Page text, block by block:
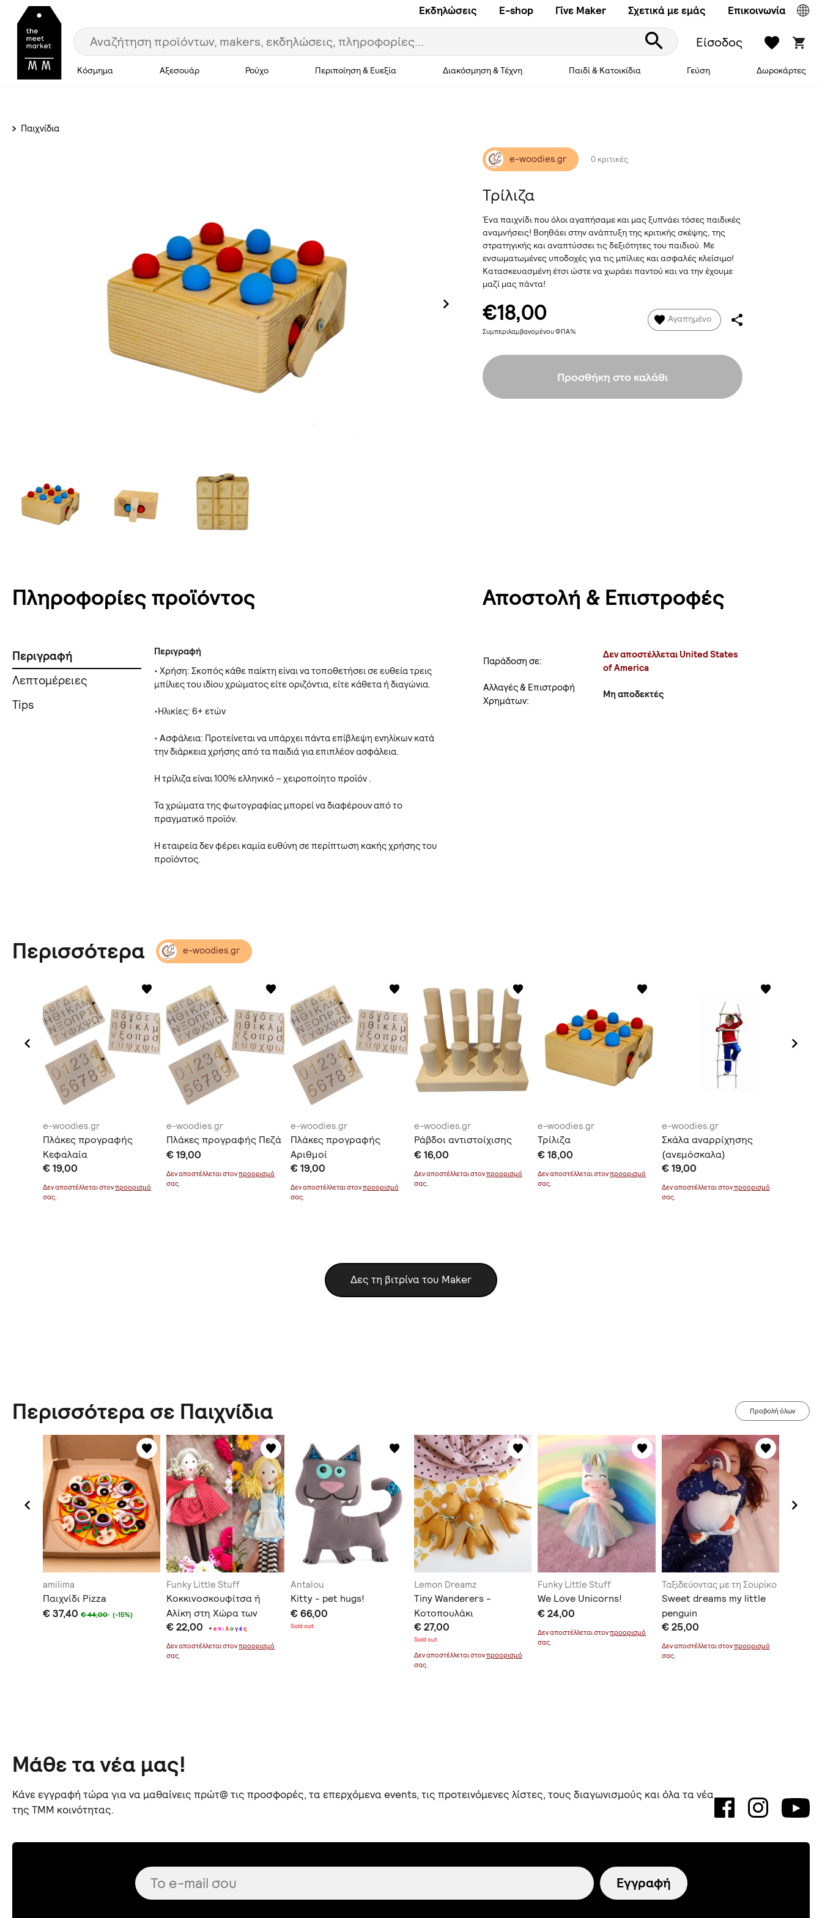
Εκδηλώσεις E-shop Γίνε Maker Σχετικά με εμάς Επικοινωνία
Είσοδος
Κόσμημα Αξεσουάρ Ρούχο Περιποίηση & Ευεξία Διακόσμηση & Τέχνη Παιδί & Κατοικίδια Γεύση Δωροκάρτες
Παιχνίδια
e-woodies.gr 0 κριτικές
Τρίλιζα
Ένα παιχνίδι που όλοι αγαπήσαμε και μας ξυπνάει τόσες παιδικές
αναμνήσεις! Βοηθάει στην ανάπτυξη της κριτικής σκέψης, της
στρατηγικής και αναπτύσσει τις δεξιότητες του παιδιού. Με
ενσωματωμένες υποδοχές για τις μπίλιες και ασφαλές κλείσιμο!
Κατασκευασμένη έτσι ώστε να χωράει παντού και να την έχουμε
μαζί μας πάντα!
€18,00
Συμπεριλαμβανομένου ΦΠΑ%
Αγαπημένο
Προσθήκη στο καλάθι
Πληροφορίες προϊόντος
Περιγραφή
Λεπτομέρειες
Tips
Περιγραφή
• Χρήση: Σκοπός κάθε παίκτη είναι να τοποθετήσει σε ευθεία τρεις
μπίλιες του ιδίου χρώματος είτε οριζόντια, είτε κάθετα ή διαγώνια.
•Ηλικίες: 6+ ετών
• Ασφάλεια: Προτείνεται να υπάρχει πάντα επίβλεψη ενηλίκων κατά
την διάρκεια χρήσης από τα παιδιά για επιπλέον ασφάλεια.
Η τρίλιζα είναι 100% ελληνικό – χειροποίητο προϊόν .
Τα χρώματα της φωτογραφίας μπορεί να διαφέρουν από το
πραγματικό προϊόν.
Η εταιρεία δεν φέρει καμία ευθύνη σε περίπτωση κακής χρήσης του
προϊόντος.
Αποστολή & Επιστροφές
Παράδοση σε:
Δεν αποστέλλεται United States
of America
Αλλαγές & Επιστροφή
Χρημάτων:
Μη αποδεκτές
Περισσότερα e-woodies.gr
e-woodies.gr
Πλάκες προγραφής
Κεφαλαία
€ 19,00
Δεν αποστέλλεται στονπροορισμό
σας.
e-woodies.gr
Πλάκες προγραφής Πεζά
€ 19,00
Δεν αποστέλλεται στονπροορισμό
σας.
e-woodies.gr
Πλάκες προγραφής
Αριθμοί
€ 19,00
Δεν αποστέλλεται στονπροορισμό
σας.
e-woodies.gr
Ράβδοι αντιστοίχισης
€ 16,00
Δεν αποστέλλεται στονπροορισμό
σας.
e-woodies.gr
Τρίλιζα
€ 18,00
Δεν αποστέλλεται στονπροορισμό
σας.
e-woodies.gr
Σκάλα αναρρίχησης
(ανεμόσκαλα)
€ 19,00
Δεν αποστέλλεται στονπροορισμό
σας.
Δες τη βιτρίνα του Maker
Περισσότερα σε Παιχνίδια Προβολή όλων
amilima
Παιχνίδι Pizza
€ 37,40 € 44,00 (-15%)
Funky Little Stuff
Κοκκινοσκουφίτσα ή
Αλίκη στη Χώρα των
Θαυμάτων;
€ 22,00 +επιλογές
Δεν αποστέλλεται στονπροορισμό
σας.
Antalou
Kitty - pet hugs!
€ 66,00
Sold out
Lemon Dreamz
Tiny Wanderers -
Κοτοπουλάκι
€ 27,00
Sold out
Δεν αποστέλλεται στονπροορισμό
σας.
Funky Little Stuff
We Love Unicorns!
€ 24,00
Δεν αποστέλλεται στονπροορισμό
σας.
Ταξιδεύοντας με τη Σουρίκο
Sweet dreams my little
penguin
€ 25,00
Δεν αποστέλλεται στονπροορισμό
σας.
Μάθε τα νέα μας!
Κάνε εγγραφή τώρα για να μαθαίνεις πρώτ@ τις προσφορές, τα επερχόμενα events, τις προτεινόμενες λίστες, τους διαγωνισμούς και όλα τα νέα
της TMM κοινότητας.
Εγγραφή